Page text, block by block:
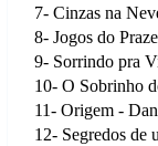
7- Cinzas na
8- Jogos do
9- Sorrindo pra
10- O Sobrinho
11- Origem -
12- Segredos de